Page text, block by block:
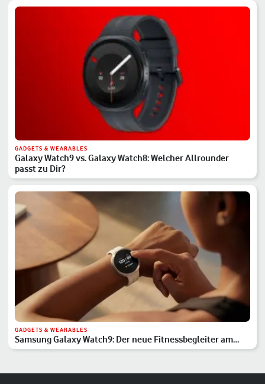
GADGETS & WEARABLES
Galaxy Watch9 vs. Galaxy Watch8: Welcher Allrounder
passt zu Dir?
GADGETS & WEARABLES
Samsung Galaxy Watch9: Der neue Fitnessbegleiter am
Handgelenk